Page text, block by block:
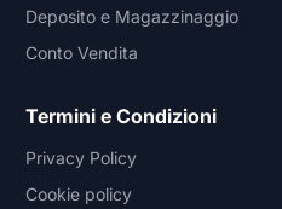
Deposito e Magazzinaggio
Conto Vendita
Termini e Condizioni
Privacy Policy
Cookie policy